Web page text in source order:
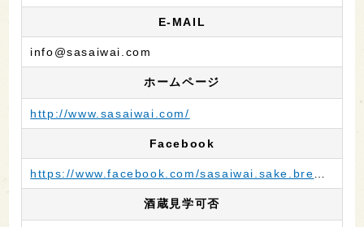
E-MAIL
info@sasaiwai.com
ホームページ
http://www.sasaiwai.com/
Facebook
酒蔵見学可否